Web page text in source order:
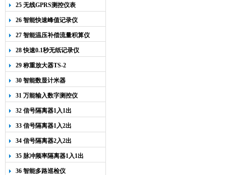
25 无线GPRS测控仪表
26 智能快速峰值记录仪
27 智能温压补偿流量积算仪
28 快速0.1秒无纸记录仪
29 称重放大器TS-2
30 智能数显计米器
31 万能输入数字测控仪
32 信号隔离器1入1出
33 信号隔离器1入2出
34 信号隔离器2入2出
35 脉冲频率隔离器1入1出
36 智能多路巡检仪